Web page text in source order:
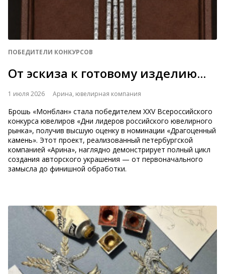
ПОБЕДИТЕЛИ КОНКУРСОВ
От эскиза к готовому изделию...
1 июля 2026 Арина, ювелирная компания
Брошь «Монблан» стала победителем XXV Всероссийского
конкурса ювелиров «Дни лидеров российского ювелирного
рынка», получив высшую оценку в номинации «Драгоценный
камень». Этот проект, реализованный петербургской
компанией «Арина», наглядно демонстрирует полный цикл
создания авторского украшения — от первоначального
замысла до финишной обработки.